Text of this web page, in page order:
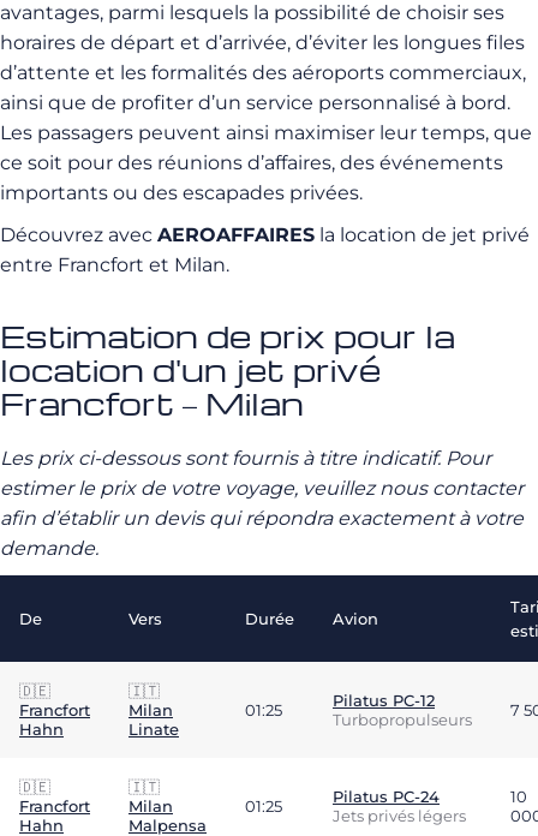
avantages, parmi lesquels la possibilité de choisir ses
horaires de départ et d’arrivée, d’éviter les longues files
d’attente et les formalités des aéroports commerciaux,
ainsi que de profiter d’un service personnalisé à bord.
Les passagers peuvent ainsi maximiser leur temps, que
ce soit pour des réunions d’affaires, des événements
importants ou des escapades privées.
Découvrez avec AEROAFFAIRES la location de jet privé
entre Francfort et Milan.
Estimation de prix pour la
location d'un jet privé
Francfort – Milan
Les prix ci-dessous sont fournis à titre indicatif. Pour
estimer le prix de votre voyage, veuillez nous contacter
afin d’établir un devis qui répondra exactement à votre
demande.
De Vers Durée Avion
🇩🇪
Francfort
Hahn
🇮🇹
Milan
Linate
01:25
Pilatus PC-12
Turbopropulseurs
7
🇩🇪
Francfort
Hahn
🇮🇹
Milan
Malpensa
01:25
Pilatus PC-24
Jets privés légers
10